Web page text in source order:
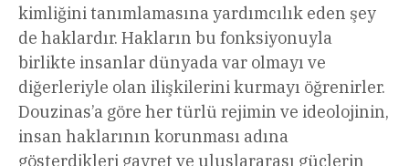
kimliğini tanımlamasına yardımcılık eden şey
de haklardır. Hakların bu fonksiyonuyla
birlikte insanlar dünyada var olmayı ve
diğerleriyle olan ilişkilerini kurmayı öğrenirler.
Douzinas’a göre her türlü rejimin ve ideolojinin,
insan haklarının korunması adına
gösterdikleri gayret ve uluslararası güçlerin